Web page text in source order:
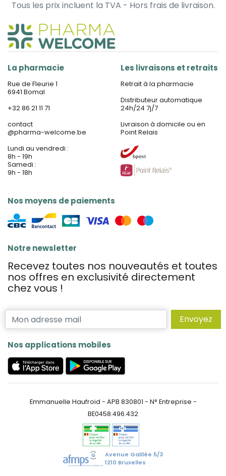
Tous les prix incluent la TVA - Hors frais de livraison.
La pharmacie
Rue de Fleurie 1
6941 Bomal
+32 86 21 11 71
contact
@pharma-welcome.be
Lundi au vendredi :
8h - 19h
Samedi :
9h - 18h
Nos moyens de paiements
Les livraisons et retraits
Retrait à la pharmacie
Distributeur automatique
24h/24 7j/7
Livraison à domicile ou en
Point Relais
Notre newsletter
Recevez toutes nos nouveautés et toutes
nos offres en exclusivité directement
chez vous !
Envoyez
Nos applications mobiles
Emmanuelle Haufroid - APB 830801 - N° Entreprise -
BE0458.496.432
Avenue Galilée 5/3
1210 Bruxelles